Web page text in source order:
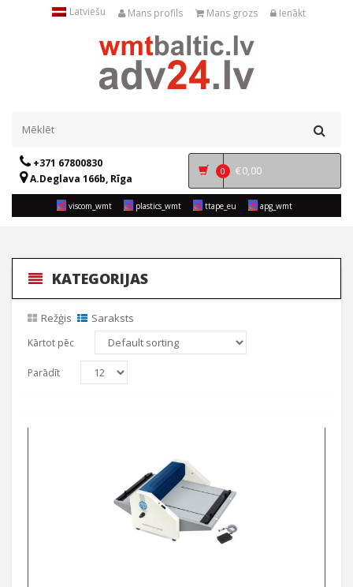
Latviešu Mans profils Mans grozs Ienākt
+371 67800830
A.Deglava 166b, Rīga
0 €0,00
viscom_wmt plastics_wmt ttape_eu apg_wmt
KATEGORIJAS
Režģis Saraksts
Kārtot pēc
Parādīt